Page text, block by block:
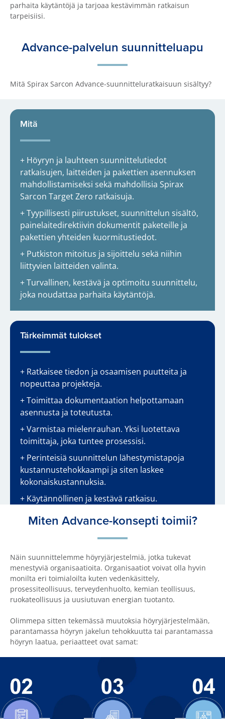
parhaita käytäntöjä ja tarjoaa kestävimmän ratkaisun
tarpeisiisi.
Advance-palvelun suunnitteluapu
Mitä Spirax Sarcon Advance-suunnitteluratkaisuun sisältyy?
Mitä
+ Höyryn ja lauhteen suunnittelutiedot
ratkaisujen, laitteiden ja pakettien asennuksen
mahdollistamiseksi sekä mahdollisia Spirax
Sarcon Target Zero ratkaisuja.
+ Tyypillisesti piirustukset, suunnittelun sisältö,
painelaitedirektiivin dokumentit paketeille ja
pakettien yhteiden kuormitustiedot.
+ Putkiston mitoitus ja sijoittelu sekä niihin
liittyvien laitteiden valinta.
+ Turvallinen, kestävä ja optimoitu suunnittelu,
joka noudattaa parhaita käytäntöjä.
Tärkeimmät tulokset
+ Ratkaisee tiedon ja osaamisen puutteita ja
nopeuttaa projekteja.
+ Toimittaa dokumentaation helpottamaan
asennusta ja toteutusta.
+ Varmistaa mielenrauhan. Yksi luotettava
toimittaja, joka tuntee prosessisi.
+ Perinteisiä suunnittelun lähestymistapoja
kustannustehokkaampi ja siten laskee
kokonaiskustannuksia.
+ Käytännöllinen ja kestävä ratkaisu.
Miten Advance-konsepti toimii?
Näin suunnittelemme höyryjärjestelmiä, jotka tukevat
menestyviä organisaatioita. Organisaatiot voivat olla hyvin
monilta eri toimialoilta kuten vedenkäsittely,
prosessiteollisuus, terveydenhuolto, kemian teollisuus,
ruokateollisuus ja uusiutuvan energian tuotanto.
Olimmepa sitten tekemässä muutoksia höyryjärjestelmään,
parantamassa höyryn jakelun tehokkuutta tai parantamassa
höyryn laatua, periaatteet ovat samat: